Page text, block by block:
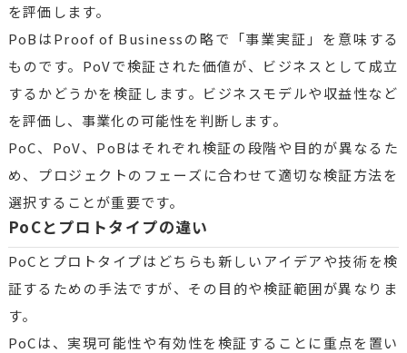
を評価します。
PoBはProof of Businessの略で「事業実証」を意味する
ものです。PoVで検証された価値が、ビジネスとして成立
するかどうかを検証します。ビジネスモデルや収益性など
を評価し、事業化の可能性を判断します。
PoC、PoV、PoBはそれぞれ検証の段階や目的が異なるた
め、プロジェクトのフェーズに合わせて適切な検証方法を
選択することが重要です。
PoCとプロトタイプの違い
PoCとプロトタイプはどちらも新しいアイデアや技術を検
証するための手法ですが、その目的や検証範囲が異なりま
す。
PoCは、実現可能性や有効性を検証することに重点を置い